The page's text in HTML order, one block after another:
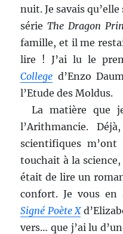
nuit. Je savais
sérieThe Dragon
famille, et il me
lire ! J’ai lu le
College d’Enzo
l’Etude des Moldus.
La matière que
l’Arithmancie.
scientifiques
touchait à la
était de lire un
confort. Je vous
Signé Poète X
vers… que j’ai lu